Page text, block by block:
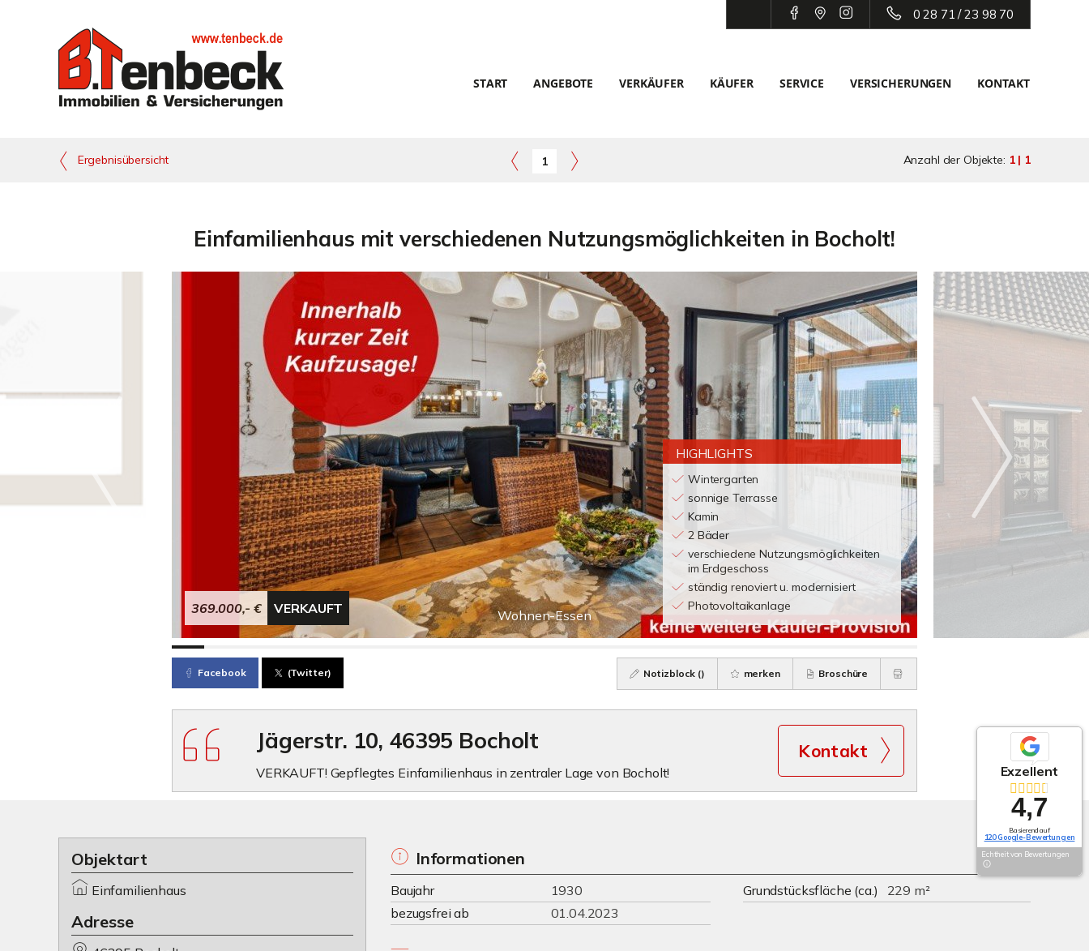
0 28 71 / 23 98 70
START ANGEBOTE VERKÄUFER KÄUFER SERVICE VERSICHERUNGEN KONTAKT
Ergebnisübersicht 1 Anzahl der Objekte: 1 | 1
Einfamilienhaus mit verschiedenen Nutzungsmöglichkeiten in Bocholt!
Wohnen-Essen
HIGHLIGHTS
Wintergarten
sonnige Terrasse
Kamin
2 Bäder
verschiedene Nutzungsmöglichkeiten
im Erdgeschoss
ständig renoviert u. modernisiert
Photovoltaikanlage
369.000,- € VERKAUFT
Facebook (Twitter) Notizblock () merken Broschüre
Jägerstr. 10, 46395 Bocholt
VERKAUFT! Gepflegtes Einfamilienhaus in zentraler Lage von Bocholt!
Kontakt
Objektart
Einfamilienhaus
Adresse
Informationen
Baujahr 1930 Grundstücksfläche (ca.)
229 m²
bezugsfrei ab
01.04.2023
Exzellent
4,7
Basierend auf
120 Google-Bewertungen
Echtheit von Bewertungen